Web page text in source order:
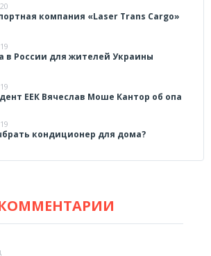
компания «Laser Trans Cargo»
в России для жителей Украины
ЕЕК Вячеслав Моше Кантор об опа
кондиционер для дома?